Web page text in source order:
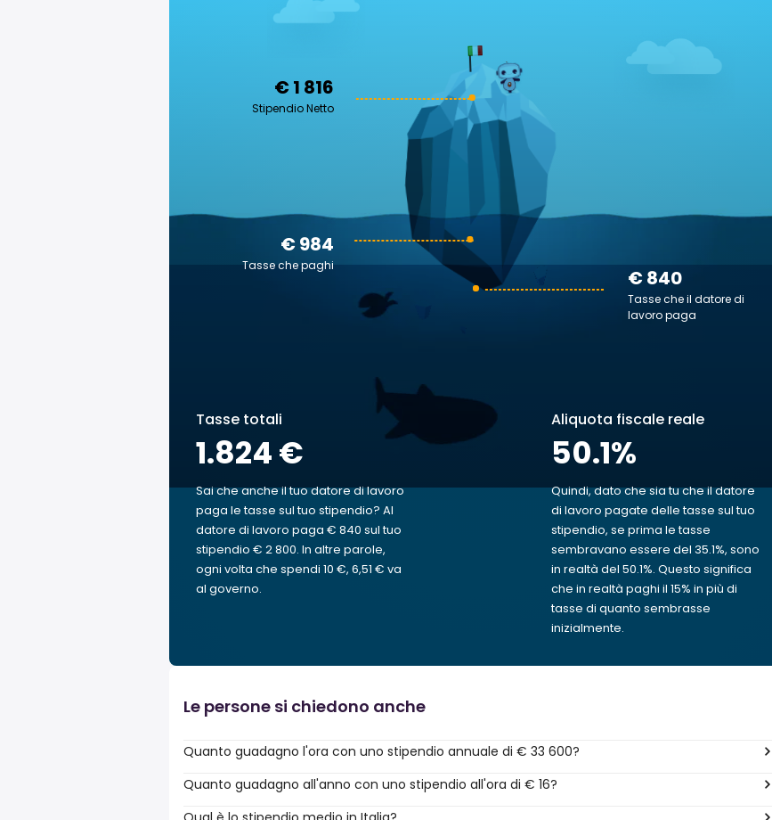
€ 1 816
Stipendio Netto
€ 840
Tasse che il datore di
lavoro paga
€ 984
Tasse che paghi
Tasse totali
1.824 €
Sai che anche il tuo datore di lavoro
paga le tasse sul tuo stipendio? Al
datore di lavoro paga € 840 sul tuo
stipendio € 2 800. In altre parole,
ogni volta che spendi 10 €, 6,51 € va
al governo.
Aliquota fiscale reale
50.1%
Quindi, dato che sia tu che il datore
di lavoro pagate delle tasse sul tuo
stipendio, se prima le tasse
sembravano essere del 35.1%, sono
in realtà del 50.1%. Questo significa
che in realtà paghi il 15% in più di
tasse di quanto sembrasse
inizialmente.
Le persone si chiedono anche
Quanto guadagno l'ora con uno stipendio annuale di € 33 600?
Quanto guadagno all'anno con uno stipendio all'ora di € 16?